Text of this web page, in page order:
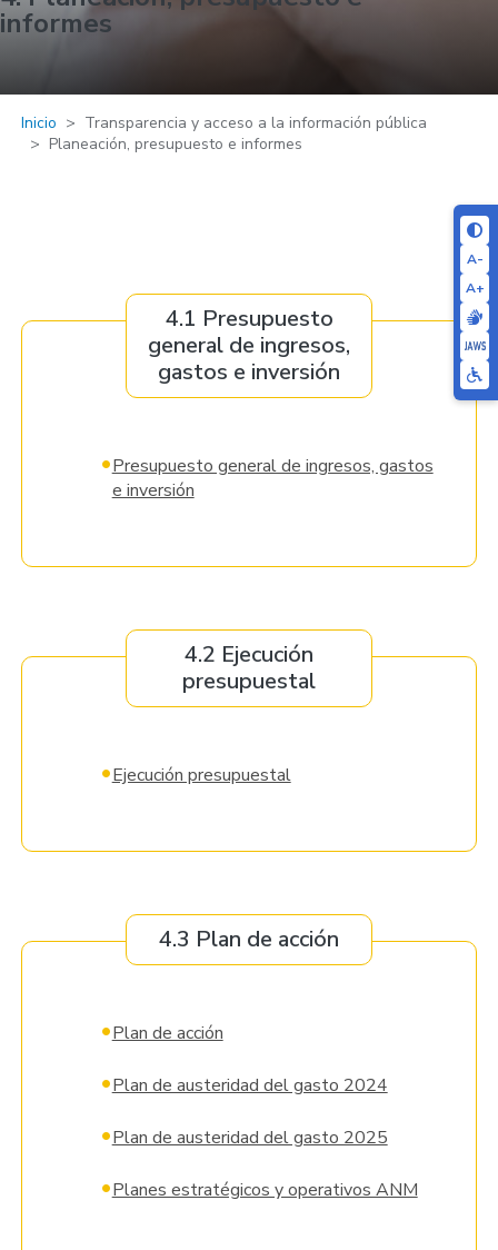
A-
A+
informes
Inicio
Transparencia y acceso a la información pública
Planeación, presupuesto e informes
4.1 Presupuesto
general de ingresos,
gastos e inversión
•Presupuesto general de ingresos, gastos
e inversión
4.2 Ejecución
presupuestal
•Ejecución presupuestal
4.3 Plan de acción
•Plan de acción
•Plan de austeridad del gasto 2024
•Plan de austeridad del gasto 2025
•Planes estratégicos y operativos ANM